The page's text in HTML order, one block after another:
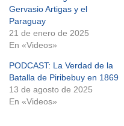
Gervasio Artigas y el
Paraguay
21 de enero de 2025
En «Videos»
PODCAST: La Verdad de la
Batalla de Piribebuy en 1869
13 de agosto de 2025
En «Videos»